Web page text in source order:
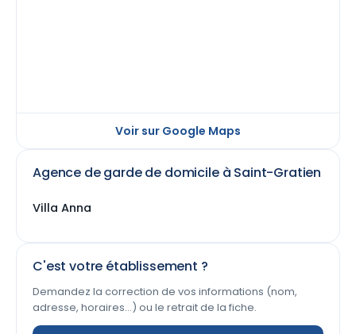
Voir sur Google Maps
Agence de garde de domicile à Saint-Gratien
Villa Anna
C'est votre établissement ?
Demandez la correction de vos informations (nom,
adresse, horaires…) ou le retrait de la fiche.